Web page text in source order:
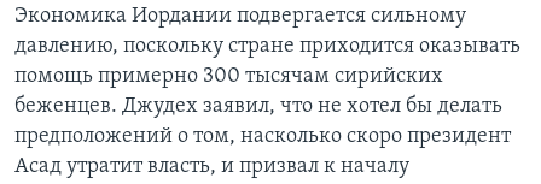
Экономика Иордании подвергается сильному
давлению, поскольку стране приходится оказывать
помощь примерно 300 тысячам сирийских
беженцев. Джудех заявил, что не хотел бы делать
предположений о том, насколько скоро президент
Асад утратит власть, и призвал к началу